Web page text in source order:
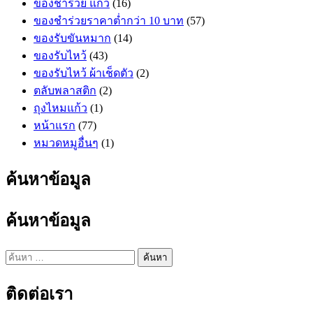
ของชำร่วย แก้ว (16)
ของชำร่วยราคาต่ำกว่า 10 บาท (57)
ของรับขันหมาก (14)
ของรับไหว้ (43)
ของรับไหว้ ผ้าเช็ดตัว (2)
ตลับพลาสติก (2)
ถุงไหมแก้ว (1)
หน้าแรก (77)
หมวดหมูอื่นๆ (1)
ค้นหาข้อมูล
ค้นหาข้อมูล
ค้นหา
ติดต่อเรา